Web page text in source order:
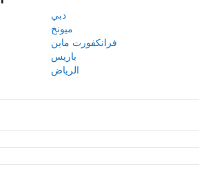
دبي
ميونخ
فرانكفورت ماين
باريس
الرياض